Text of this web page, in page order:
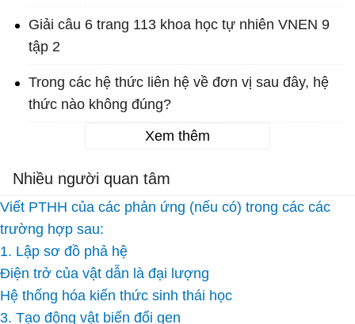
Giải câu 6 trang 113 khoa học tự nhiên VNEN 9
tập 2
Trong các hệ thức liên hệ về đơn vị sau đây, hệ
thức nào không đúng?
Xem thêm
Nhiều người quan tâm
Viết PTHH của các phản ứng (nếu có) trong các các
trường hợp sau:
1. Lập sơ đồ phả hệ
Điện trở của vật dẫn là đại lượng
Hệ thống hóa kiến thức sinh thái học
3. Tạo động vật biến đổi gen